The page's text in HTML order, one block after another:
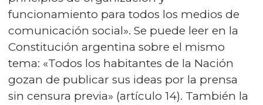
funcionamiento para todos los medios de
comunicación social». Se puede leer en la
Constitución argentina sobre el mismo
tema: «Todos los habitantes de la Nación
gozan de publicar sus ideas por la prensa
sin censura previa» (artículo 14). También la